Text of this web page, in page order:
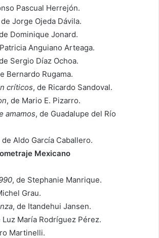
Pascual Herrejón.
de Jorge Ojeda Dávila.
Dominique Jonard.
Anguiano Arteaga.
Sergio Díaz Ochoa.
Bernardo Rugama.
críticos, de Ricardo Sandoval.
, de Mario E. Pizarro.
amamos, de Guadalupe del Río
de Aldo García Caballero.
Mexicano
, de Stephanie Manrique.
Grau.
, de Itandehui Jansen.
Luz María Rodríguez Pérez.
Martinelli.